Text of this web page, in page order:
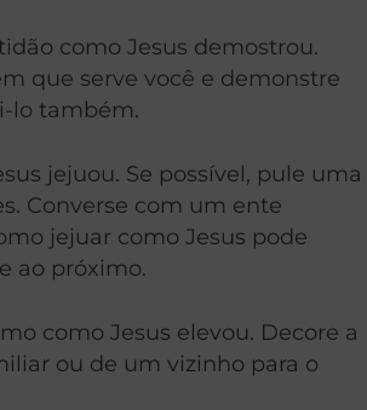
como Jesus demostrou.
que serve você e demonstre
lo também.
jejuou. Se possível, pule uma
Converse com um ente
jejuar como Jesus pode
ao próximo.
como Jesus elevou. Decore a
ou de um vizinho para o